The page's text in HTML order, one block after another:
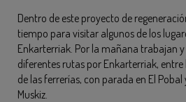
Dentro de este proyecto de
tiempo para visitar algunos de los
Enkarterriak. Por la mañana trabajan
diferentes rutas por Enkarterriak,
de las ferrerías, con parada en El Pobal
Muskiz.